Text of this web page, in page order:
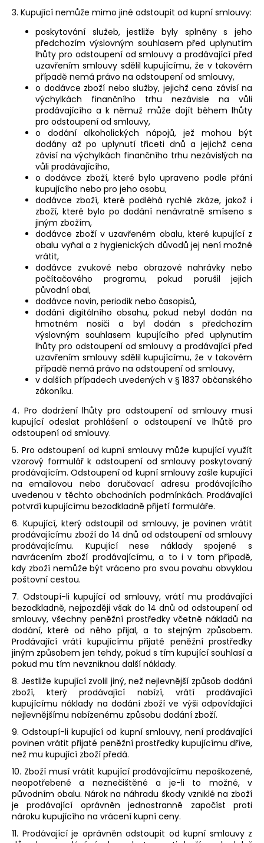
3. Kupující nemůže mimo jiné odstoupit od kupní smlouvy:
poskytování služeb, jestliže byly splněny s jeho
předchozím výslovným souhlasem před uplynutím
lhůty pro odstoupení od smlouvy a prodávající před
uzavřením smlouvy sdělil kupujícímu, že v takovém
případě nemá právo na odstoupení od smlouvy,
o dodávce zboží nebo služby, jejichž cena závisí na
výchylkách finančního trhu nezávisle na vůli
prodávajícího a k němuž může dojít během lhůty
pro odstoupení od smlouvy,
o dodání alkoholických nápojů, jež mohou být
dodány až po uplynutí třiceti dnů a jejichž cena
závisí na výchylkách finančního trhu nezávislých na
vůli prodávajícího,
o dodávce zboží, které bylo upraveno podle přání
kupujícího nebo pro jeho osobu,
dodávce zboží, které podléhá rychlé zkáze, jakož i
zboží, které bylo po dodání nenávratně smíseno s
jiným zbožím,
dodávce zboží v uzavřeném obalu, které kupující z
obalu vyňal a z hygienických důvodů jej není možné
vrátit,
dodávce zvukové nebo obrazové nahrávky nebo
počítačového programu, pokud porušil jejich
původní obal,
dodávce novin, periodik nebo časopisů,
dodání digitálního obsahu, pokud nebyl dodán na
hmotném nosiči a byl dodán s předchozím
výslovným souhlasem kupujícího před uplynutím
lhůty pro odstoupení od smlouvy a prodávající před
uzavřením smlouvy sdělil kupujícímu, že v takovém
případě nemá právo na odstoupení od smlouvy,
v dalších případech uvedených v § 1837 občanského
zákoníku.
4. Pro dodržení lhůty pro odstoupení od smlouvy musí
kupující odeslat prohlášení o odstoupení ve lhůtě pro
odstoupení od smlouvy.
5. Pro odstoupení od kupní smlouvy může kupující využít
vzorový formulář k odstoupení od smlouvy poskytovaný
prodávajícím. Odstoupení od kupní smlouvy zašle kupující
na emailovou nebo doručovací adresu prodávajícího
uvedenou v těchto obchodních podmínkách. Prodávající
potvrdí kupujícímu bezodkladně přijetí formuláře.
6. Kupující, který odstoupil od smlouvy, je povinen vrátit
prodávajícímu zboží do 14 dnů od odstoupení od smlouvy
prodávajícímu. Kupující nese náklady spojené s
navrácením zboží prodávajícímu, a to i v tom případě,
kdy zboží nemůže být vráceno pro svou povahu obvyklou
poštovní cestou.
7. Odstoupí-li kupující od smlouvy, vrátí mu prodávající
bezodkladně, nejpozději však do 14 dnů od odstoupení od
smlouvy, všechny peněžní prostředky včetně nákladů na
dodání, které od něho přijal, a to stejným způsobem.
Prodávající vrátí kupujícímu přijaté peněžní prostředky
jiným způsobem jen tehdy, pokud s tím kupující souhlasí a
pokud mu tím nevzniknou další náklady.
8. Jestliže kupující zvolil jiný, než nejlevnější způsob dodání
zboží, který prodávající nabízí, vrátí prodávající
kupujícímu náklady na dodání zboží ve výši odpovídající
nejlevnějšímu nabízenému způsobu dodání zboží.
9. Odstoupí-li kupující od kupní smlouvy, není prodávající
povinen vrátit přijaté peněžní prostředky kupujícímu dříve,
než mu kupující zboží předá.
10. Zboží musí vrátit kupující prodávajícímu nepoškozené,
neopotřebené a neznečištěné a je-li to možné, v
původním obalu. Nárok na náhradu škody vzniklé na zboží
je prodávající oprávněn jednostranně započíst proti
nároku kupujícího na vrácení kupní ceny.
11. Prodávající je oprávněn odstoupit od kupní smlouvy z